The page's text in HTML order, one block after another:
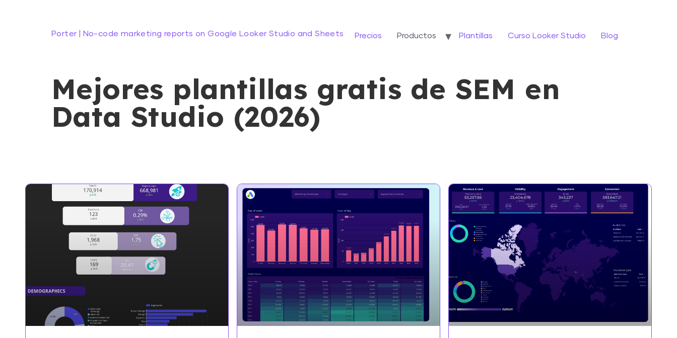
Porter | No-code marketing reports on Google Looker Studio and Sheets Precios Productos Plantillas Curso Looker Studio Blog
Mejores plantillas gratis de SEM en
Data Studio (2026)